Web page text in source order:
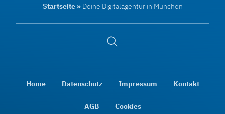
Startseite» Deine Digitalagentur in München
Suche
Home Datenschutz Impressum Kontakt
AGB Cookies